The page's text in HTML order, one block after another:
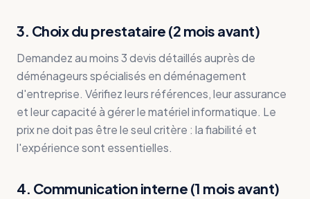
3. Choix du prestataire (2 mois avant)
Demandez au moins 3 devis détaillés auprès de
déménageurs spécialisés en déménagement
d'entreprise. Vérifiez leurs références, leur assurance
et leur capacité à gérer le matériel informatique. Le
prix ne doit pas être le seul critère : la fiabilité et
l'expérience sont essentielles.
4. Communication interne (1 mois avant)